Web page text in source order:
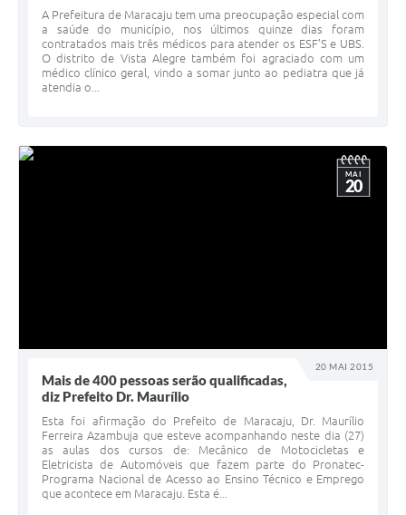
A Prefeitura de Maracaju tem uma preocupação especial com
a saúde do município, nos últimos quinze dias foram
contratados mais três médicos para atender os ESF’S e UBS.
O distrito de Vista Alegre também foi agraciado com um
médico clínico geral, vindo a somar junto ao pediatra que já
atendia o...
20 MAI 2015
MAI
20
Mais de 400 pessoas serão qualificadas,
diz Prefeito Dr. Maurílio
Esta foi afirmação do Prefeito de Maracaju, Dr. Maurílio
Ferreira Azambuja que esteve acompanhando neste dia (27)
as aulas dos cursos de: Mecânico de Motocicletas e
Eletricista de Automóveis que fazem parte do Pronatec-
Programa Nacional de Acesso ao Ensino Técnico e Emprego
que acontece em Maracaju. Esta é...